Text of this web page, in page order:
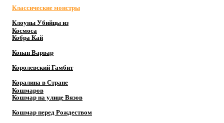
Классические монстры
Клоуны Убийцы из
Космоса
Кобра Кай
Конан Варвар
Королевский Гамбит
Коралина в Стране
Кошмаров
Кошмар на улице Вязов
Кошмар перед Рождеством